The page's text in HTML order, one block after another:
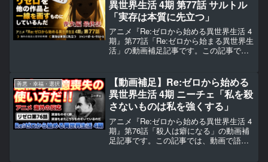
異世界生活 4期 第77話 サルトル
「実存は本質に先立つ」
アニメ『Re:ゼロから始める異世界生活 4
期』第77話「Re:ゼロから始まる異世界生
活」の動画補足記事です。この記事で
つ、動画内では時間の都合で語り尽くせ
なかったジャン＝ポール・サルトルの生
涯と実存主義の思想について、詳しく掘
り下げていきます。
善悪・幸福・選択
【動画補足】Re:ゼロから始める
異世界生活 4期 ニーチェ「私を殺
さないものは私を強くする」
アニメ『Re:ゼロから始める異世界生活 4
期』第76話「殺人は癖になる」の動画補
足記事です。この記事では、動画で語ら